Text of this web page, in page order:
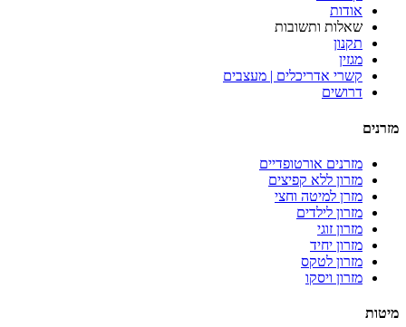
אודות
שאלות ותשובות
תקנון
מגזין
קשרי אדריכלים | מעצבים
דרושים
מזרנים
מזרנים אורטופדיים
מזרון ללא קפיצים
מזרן למיטה וחצי
מזרון לילדים
מזרון זוגי
מזרון יחיד
מזרון לטקס
מזרון ויסקו
מיטות